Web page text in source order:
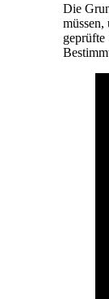
Die
müssen,
geprüfte